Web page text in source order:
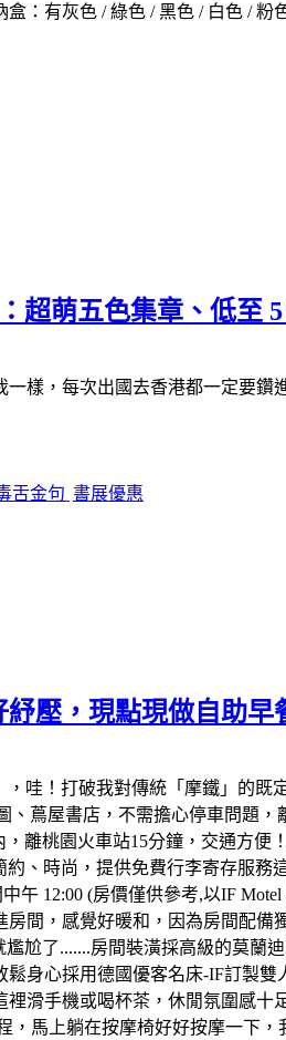
：有灰色 / 綠色 / 黑色 / 白色 /
超萌五色集章、低至
樣，每次出國去香港都一定要鑽
舌金句 書展優惠
壓，現點現做自助
，哇！打破我對傳統「摩鐵」的既
蔦屋書店，不需擔心停車問題
離桃園火車站15分鐘，交通方便！
、時尚，提供免費行李寄存服務
午 12:00 (房價僅供參考,以IF
房間，感覺好暖和，因為房間配備
尬了.......房間裝潢採高級的莫蘭
鬆身心採用德國優客名床-IF訂製雙
滑手機或喝杯茶，休閒氛圍感十
，馬上躺在按摩椅好好按摩一下